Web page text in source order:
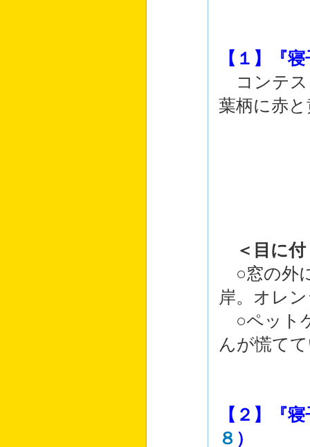
【１】『
コンテス
葉柄に赤
＜目に
○窓の外
岸。オレ
○ペット
んが慌て
【２】『
８ ）